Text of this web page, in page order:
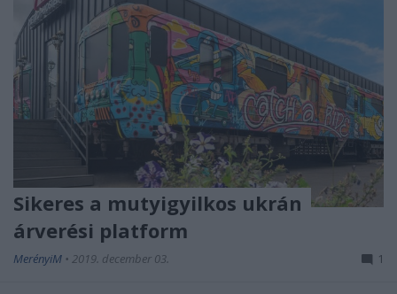
Sikeres a mutyigyilkos ukrán
árverési platform
MerényiM • 2019. december 03. 1